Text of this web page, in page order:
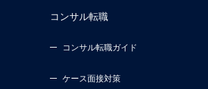
コンサル転職
コンサル転職ガイド
ケース面接対策